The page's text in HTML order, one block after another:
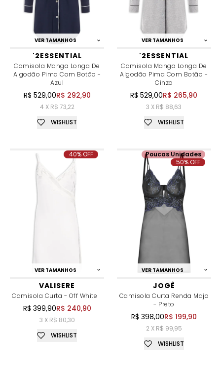
VER TAMANHOS
'2ESSENTIAL
Camisola Manga Longa De
Algodão Pima Com Botão -
Azul
R$ 529,00R$ 292,90
4 X R$ 73,22
WISHLIST
VER TAMANHOS
'2ESSENTIAL
Camisola Manga Longa De
Algodão Pima Com Botão -
Cinza
R$ 529,00R$ 265,90
3 X R$ 88,63
WISHLIST
VER TAMANHOS
VALISERE
Camisola Curta - Off White
R$ 399,90R$ 240,90
3 X R$ 80,30
40% OFF
WISHLIST
VER TAMANHOS
JOGÊ
Camisola Curta Renda Maja
- Preto
R$ 398,00R$ 199,90
2 X R$ 99,95
Poucas Unidades
50% OFF
WISHLIST